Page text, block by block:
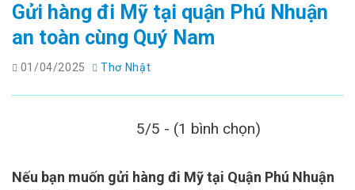
Gửi hàng đi Mỹ tại quận Phú Nhuận
an toàn cùng Quý Nam
01/04/2025 Thơ Nhật
5/5 - (1 bình chọn)
Nếu bạn muốn gửi hàng đi Mỹ tại Quận Phú Nhuận